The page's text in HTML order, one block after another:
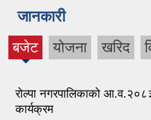
जानकारी
बजेट
(active
योजना खरिद
रोल्पा नगरपालिकाको
कार्यक्रम